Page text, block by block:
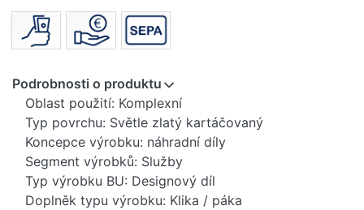
Podrobnosti o produktu
Oblast použití: Komplexní
Typ povrchu: Světle zlatý kartáčovaný
Koncepce výrobku: náhradní díly
Segment výrobků: Služby
Typ výrobku BU: Designový díl
Doplněk typu výrobku: Klika / páka